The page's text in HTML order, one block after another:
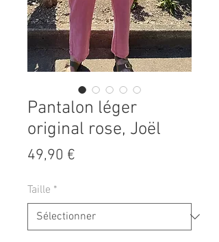
Pantalon léger
original rose, Joël
49,90 €
Taille *